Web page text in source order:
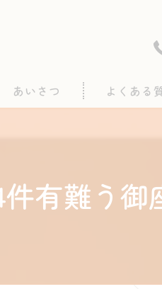
あいさつ よくある
有難う御